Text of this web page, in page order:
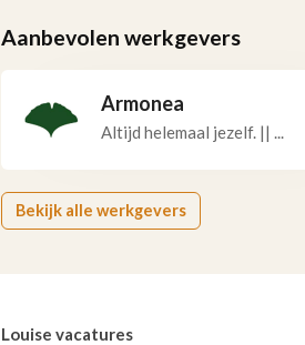
Aanbevolen werkgevers
Armonea
Altijd helemaal jezelf. || ...
Bekijk alle werkgevers
Louise vacatures